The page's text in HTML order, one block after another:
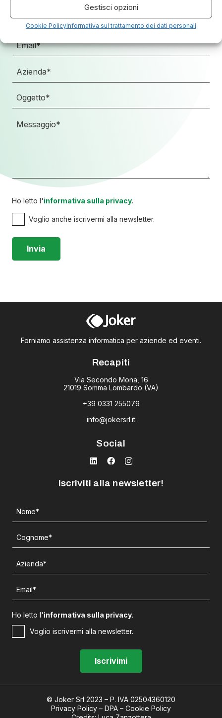
Gestisci opzioni
Cookie PolicyInformativa sul trattamento dei dati personali
Ho letto l'informativa sulla privacy.
Voglio anche iscrivermi alla newsletter.
Forniamo assistenza informatica per aziende ed eventi.
Recapiti
Via Secondo Mona, 16
21019 Somma Lombardo (VA)
+39 0331 255079
info@jokersrl.it
Social
Iscriviti alla newsletter!
Ho letto l'informativa sulla privacy.
Voglio iscrivermi alla newsletter.
© Joker Srl 2023 – P. IVA 02504360120
Privacy Policy – DPA – Cookie Policy